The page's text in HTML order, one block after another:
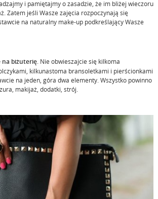
i pamiętajmy o zasadzie, że im bliżej wieczoru
Zatem jeśli Wasze zajęcia rozpoczynają się
na naturalny make-up podkreślający Wasze
na biżuterię. Nie obwieszajcie się kilkoma
kilkunastoma bransoletkami i pierścionkami
na jeden, góra dwa elementy. Wszystko powinno
makijaż, dodatki, strój.